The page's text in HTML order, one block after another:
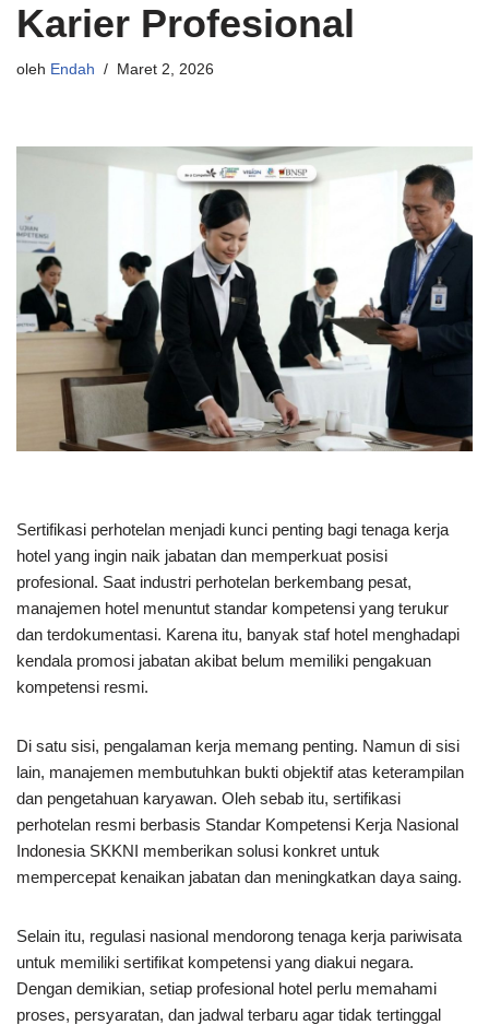
Karier Profesional
oleh Endah Maret 2, 2026
Sertifikasi perhotelan menjadi kunci penting bagi tenaga kerja
hotel yang ingin naik jabatan dan memperkuat posisi
profesional. Saat industri perhotelan berkembang pesat,
manajemen hotel menuntut standar kompetensi yang terukur
dan terdokumentasi. Karena itu, banyak staf hotel menghadapi
kendala promosi jabatan akibat belum memiliki pengakuan
kompetensi resmi.
Di satu sisi, pengalaman kerja memang penting. Namun di sisi
lain, manajemen membutuhkan bukti objektif atas keterampilan
dan pengetahuan karyawan. Oleh sebab itu, sertifikasi
perhotelan resmi berbasis Standar Kompetensi Kerja Nasional
Indonesia SKKNI memberikan solusi konkret untuk
mempercepat kenaikan jabatan dan meningkatkan daya saing.
Selain itu, regulasi nasional mendorong tenaga kerja pariwisata
untuk memiliki sertifikat kompetensi yang diakui negara.
Dengan demikian, setiap profesional hotel perlu memahami
proses, persyaratan, dan jadwal terbaru agar tidak tertinggal